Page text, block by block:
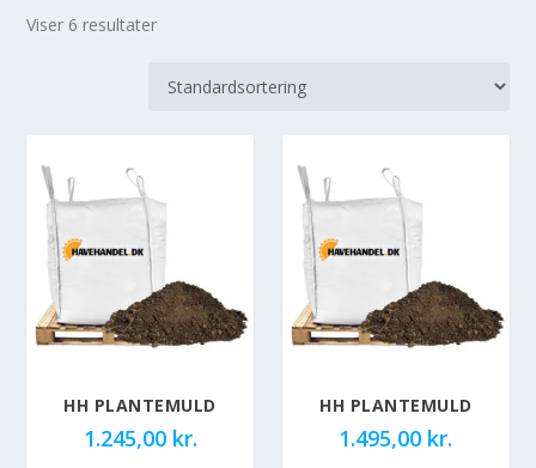
Viser 6 resultater
HH PLANTEMULD
1.245,00 kr.
HH PLANTEMULD
1.495,00 kr.